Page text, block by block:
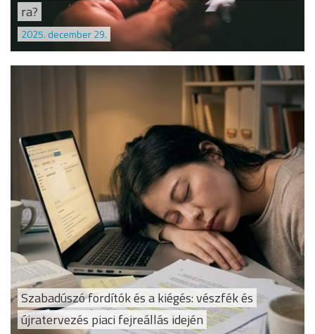
ra?
2025. december 29.
Szabadúszó fordítók és a kiégés: vészfék és
újratervezés piaci fejreállás idején